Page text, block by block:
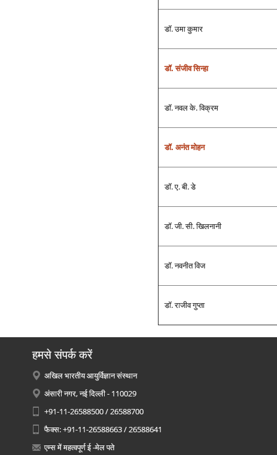
डॉ. उमा कुमार
डॉ. संजीव सिन्‍हा
डॉ. नवल के. विक्रम
डॉ. अनंत मोहन
डॉ. ए. बी. डे
डॉ. जी. सी. खिलनानी
डॉ. नवनीत विज
डॉ. राजीव गुप्‍ता
हमसे संपर्क करें
अखिल भारतीय आयुर्विज्ञान संस्थान
अंसारी नगर, नई दिल्ली - 110029
+91-11-26588500 / 26588700
फैक्स: +91-11-26588663 / 26588641
एम्स में महत्वपूर्ण ई -मेल पते